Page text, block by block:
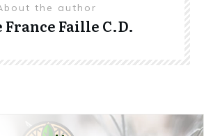
the author
France Faille C.D.